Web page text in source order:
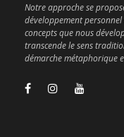
Notre approche se
développement
concepts que nous
transcende le sens
démarche métaphorique